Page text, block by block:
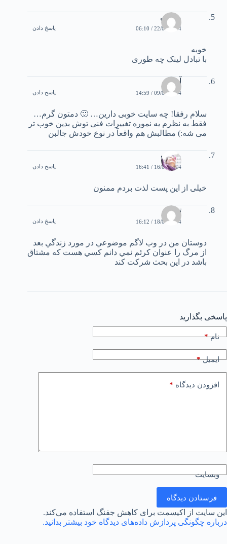
مجتبی
22/04/2004 / 06:10 پاسخ دادن
خوبه
با تبادل لينک چه طوری
آیدین
09/05/2004 / 14:59 پاسخ دادن
سلام رفقا! چه سايت خوبی دارين… 🙂 دمتون گرم…
فقط به نظرم يه نموره تغييرات فنی توش بدين خوب تر
می شه:) مطالبش هم واقعآ در نوع خودش جالبن
ويولت
16/05/2004 / 16:41 پاسخ دادن
خيلی از اين پست لذت بردم ممنون
توتيا
18/05/2004 / 16:12 پاسخ دادن
دوستان من در وب لاگم موضوعي در مورد زندگي بعد
از مرگ را عنوان كرئم نمي دانم كسي هست كه مشتاق
باشد در اين بحث شركت كند
پاسخی بگذارید
نام*
ایمیل*
افزودن دیدگاه *
وبسایت
فرستادن دیدگاه
این سایت از اکیسمت برای کاهش جفنگ استفاده می‌کند.
درباره چگونگی پردازش داده‌های دیدگاه خود بیشتر بدانید.